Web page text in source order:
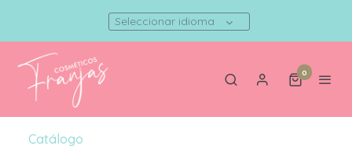
Seleccionar idioma
0
Catálogo